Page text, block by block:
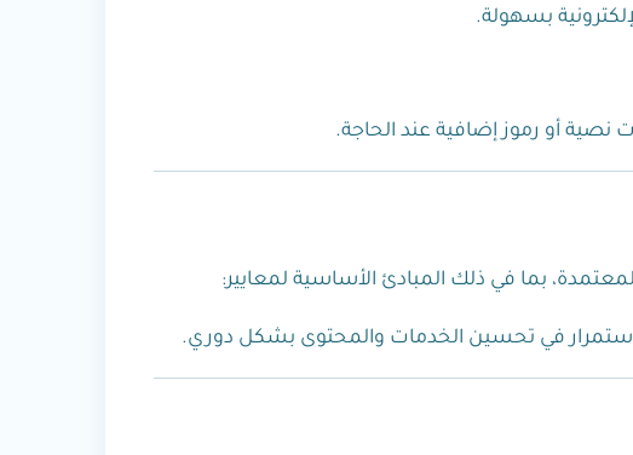
بسهولة.
نصية أو رموز إضافية عند الحاجة.
بما في ذلك المبادئ الأساسية لمعايير: